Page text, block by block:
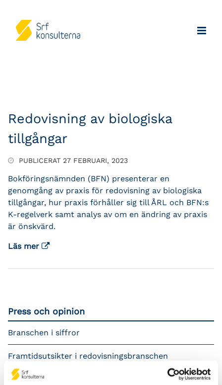
Redovisning av biologiska
tillgångar
PUBLICERAT 27 FEBRUARI, 2023
Bokföringsnämnden (BFN) presenterar en
genomgång av praxis för redovisning av biologiska
tillgångar, hur praxis förhåller sig till ÅRL och BFN:s
K-regelverk samt analys av om en ändring av praxis
är önskvärd.
Läs mer
Press och opinion
Branschen i siffror
Framtidsutsikter i redovisningsbranschen
Prenumerera på våra nyhetsbrev